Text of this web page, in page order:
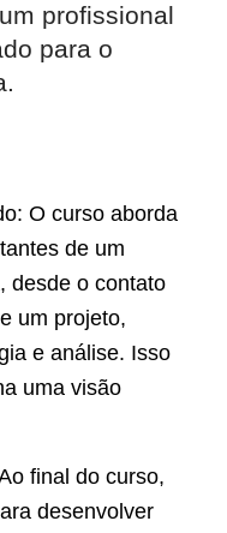
profissional
para o
O curso aborda
de um
desde o contato
um projeto,
e análise. Isso
uma visão
final do curso,
desenvolver